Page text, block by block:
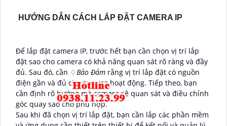
HƯỚNG DẪN CÁCH LẮP ĐẶT CAMERA IP
Để lắp đặt camera IP, trước hết bạn cần chọn vị trí lắp
đặt sao cho camera có khả năng quan sát rõ ràng và đầy
đủ. Sau đó, cần ♢Bảo Đảm rằng vị trí lắp đặt có nguồn
điện gần và đủ cho camera hoạt động. Tiếp theo, bạn
cần định rõ hướng mà camera sẽ quan sát và điều chỉnh
góc quay sao cho phù hợp.
Sau khi đã chọn vị trí lắp đặt, bạn cần lắp các phần mềm